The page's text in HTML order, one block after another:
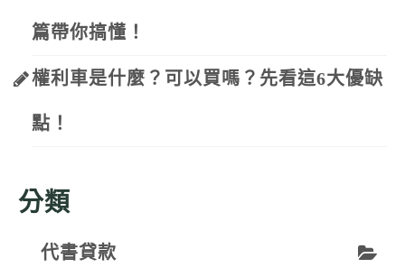
篇帶你搞懂！
權利車是什麼？可以買嗎？先看這6大優缺
點！
分類
代書貸款